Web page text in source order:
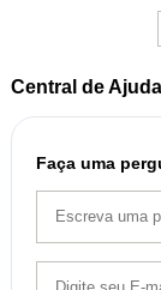
Central de Ajuda
Faça uma